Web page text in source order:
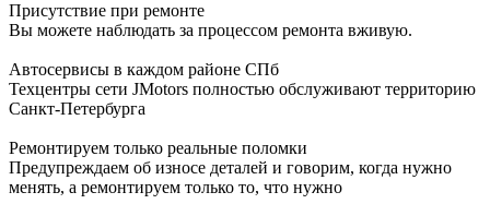
Присутствие при ремонте
Вы можете наблюдать за процессом ремонта вживую.
Автосервисы в каждом районе СПб
Техцентры сети JMotors полностью обслуживают территорию
Санкт-Петербурга
Ремонтируем только реальные поломки
Предупреждаем об износе деталей и говорим, когда нужно
менять, а ремонтируем только то, что нужно